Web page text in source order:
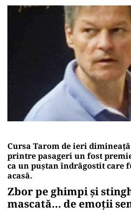
Cursa Tarom de ieri
printre pasageri un fost
ca un puștan îndrăgostit care
acasă.
Zbor pe ghimpi și
mascată… de emoții